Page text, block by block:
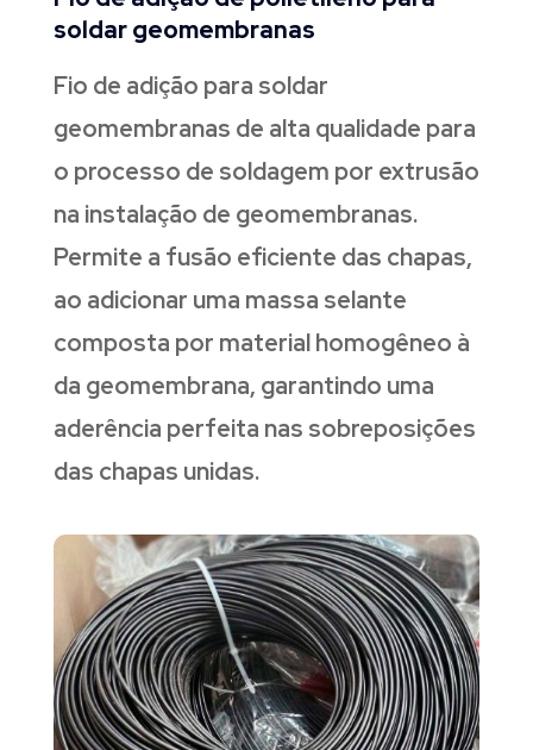
soldar geomembranas
Fio de adição para soldar
geomembranas de alta qualidade para
o processo de soldagem por extrusão
na instalação de geomembranas.
Permite a fusão eficiente das chapas,
ao adicionar uma massa selante
composta por material homogêneo à
da geomembrana, garantindo uma
aderência perfeita nas sobreposições
das chapas unidas.